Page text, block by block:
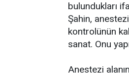
bulundukları
Şahin,
kontrolünün
sanat. Onu
Anestezi